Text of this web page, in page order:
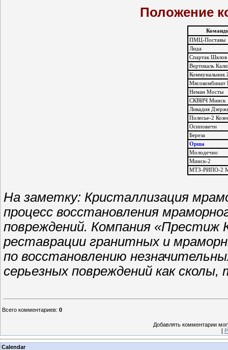
Положение
ПМЦ-Поставы
Лида
Спартак Шклов
Вертикаль
Коммунальник
Мясокомбинат
Неман Мосты
СКВИЧ Минск
Ливадия
Полесье-2
Осиповичи
Береза
Орша
Молодечно
Минск-2
МТЗ-РИПО-2
На заметку: Кристаллизация
процесс восстановления
повреждений. Компания «Престиж
реставрации гранитных и
по восстановлению
серьезных повреждений как
Всего комментариев: 0
Добавлять комментарии
[
Calendar